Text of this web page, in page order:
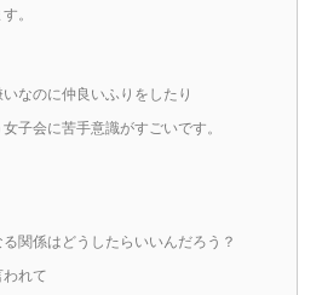
。
なのに仲良いふりをしたり
子会に苦手意識がすごいです。
関係はどうしたらいいんだろう？
れて